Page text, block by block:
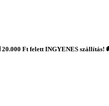
20.000 Ft felett INGYENES